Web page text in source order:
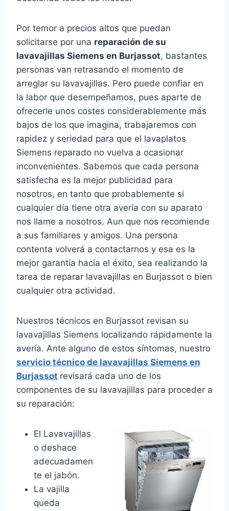
Por temor a precios altos que puedan
solicitarse por una reparación de su
lavavajillas Siemens en Burjassot, bastantes
personas van retrasando el momento de
arreglar su lavavajillas. Pero puede confiar en
la labor que desempeñamos, pues aparte de
ofrecerle unos costes considerablemente más
bajos de los que imagina, trabajaremos con
rapidez y seriedad para que el lavaplatos
Siemens reparado no vuelva a ocasionar
inconvenientes. Sabemos que cada persona
satisfecha es la mejor publicidad para
nosotros, en tanto que probablemente si
cualquier día tiene otra avería con su aparato
nos llame a nosotros. Aun que nos recomiende
a sus familiares y amigos. Una persona
contenta volverá a contactarnos y esa es la
mejor garantía hacia el éxito, sea realizando la
tarea de reparar lavavajillas en Burjassot o bien
cualquier otra actividad.
Nuestros técnicos en Burjassot revisan su
lavavajillas Siemens localizando rápidamente la
avería. Ante alguno de estos síntomas, nuestro
servicio técnico de lavavajillas Siemens en
Burjassot revisará cada uno de los
componentes de su lavavajillas para proceder a
su reparación:
El Lavavajillas
o deshace
adecuadamen
te el jabón.
La vajilla
queda